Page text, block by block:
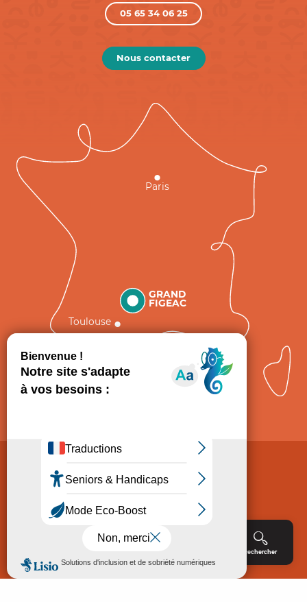
Rechercher
05 65 34 06 25
Nous contacter
GRAND
FIGEAC
Toulouse
Paris
Politique de Protection des données
Consentement
Accessibilité : non conforme